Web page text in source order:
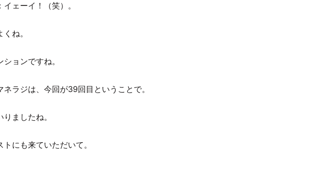
：イェーイ！（笑）。
ね。
ョンですね。
ラジは、今回が39回目ということで。
ましたね。
にも来ていただいて。